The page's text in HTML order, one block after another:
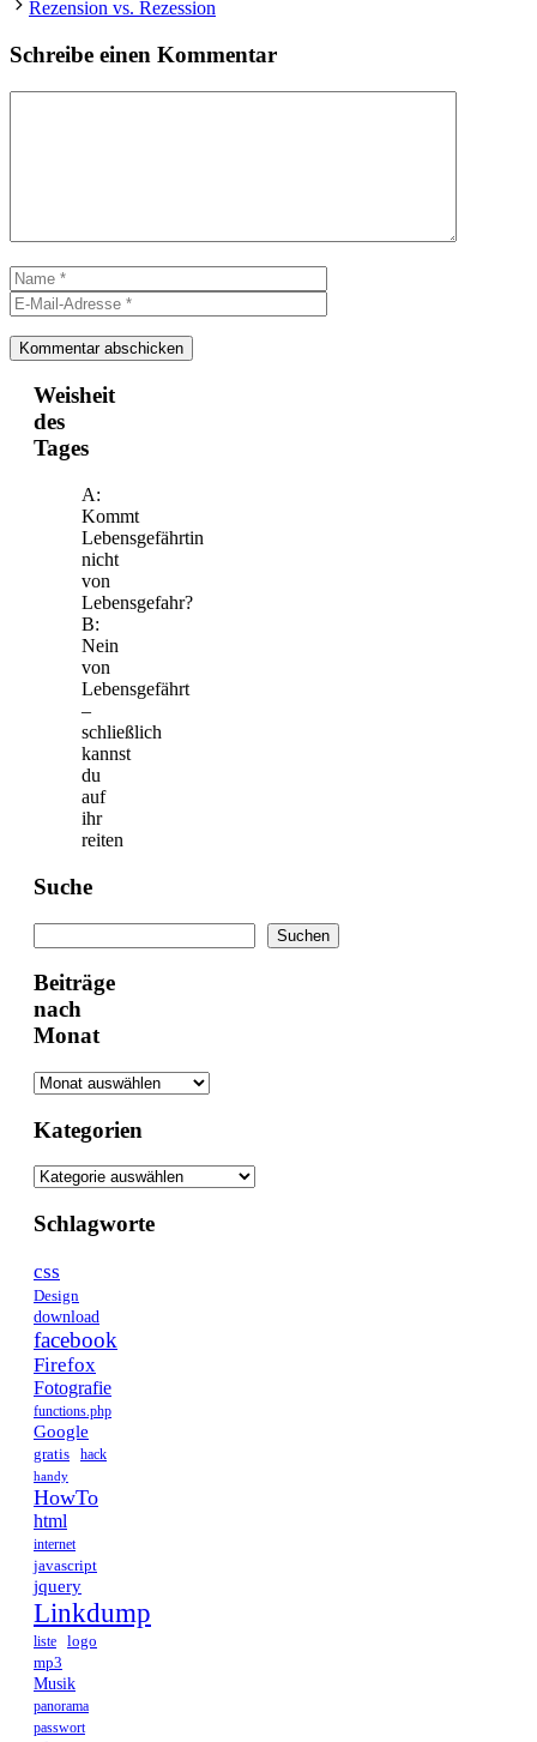
Rezension vs. Rezession
Schreibe einen Kommentar
Name
Mail-
Adresse
Weisheit
des
Tages
A:
Kommt
Lebensgefährtin
nicht
von
Lebensgefahr?
B:
Nein
von
Lebensgefährt
–
schließlich
kannst
du
auf
ihr
reiten
Suche
Suchen
Beiträge
nach
Monat
Kategorien
Schlagworte
css
Design
download
facebook
Firefox
Fotografie
functions.php
Google
gratis hack
handy
HowTo
html
internet
javascript
jquery
Linkdump
liste
logo
mp3
Musik
panorama
passwort